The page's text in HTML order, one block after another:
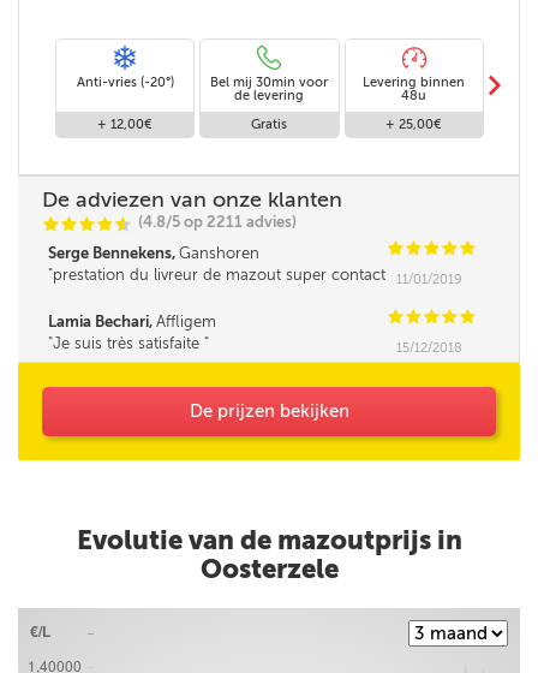
Anti-vries (-20°)
+ 12,00€
Bel mij 30min voor
de levering
Gratis
Levering binnen
48u
+ 25,00€
m
De adviezen van onze klanten
CCCCi
@ (4.8/5 op 2211 advies)
Serge Bennekens, Ganshoren CCCCC
prestation du livreur de mazout super contact
11/01/2019
Lamia Bechari, Affligem CCCCC
Je suis très satisfaite
15/12/2018
De prijzen bekijken
Evolutie van de mazoutprijs in
Oosterzele